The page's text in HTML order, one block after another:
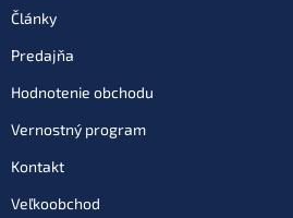
Články
Predajňa
Hodnotenie obchodu
Vernostný program
Kontakt
Veľkoobchod